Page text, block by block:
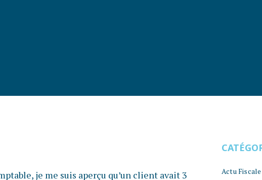
je me suis aperçu qu’un client avait 3 Actu Fiscale